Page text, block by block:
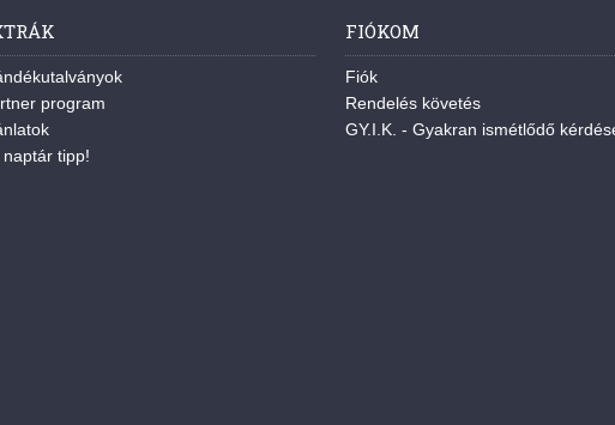
program
naptár tipp!
FIÓKOM
Fiók
Rendelés követés
GY.I.K. - Gyakran ismétlődő